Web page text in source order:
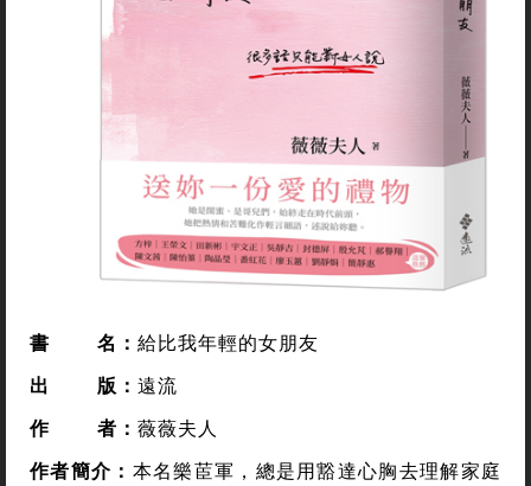
書 名： 給比我年輕的女朋友
出
版： 遠流
作
者 ： 薇薇夫人
作者簡介： 本名樂茞軍，總是用豁達心胸去理解家庭